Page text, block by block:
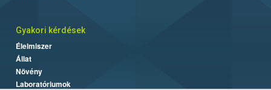
Gyakori kérdések
Élelmiszer
Állat
Növény
Laboratóriumok